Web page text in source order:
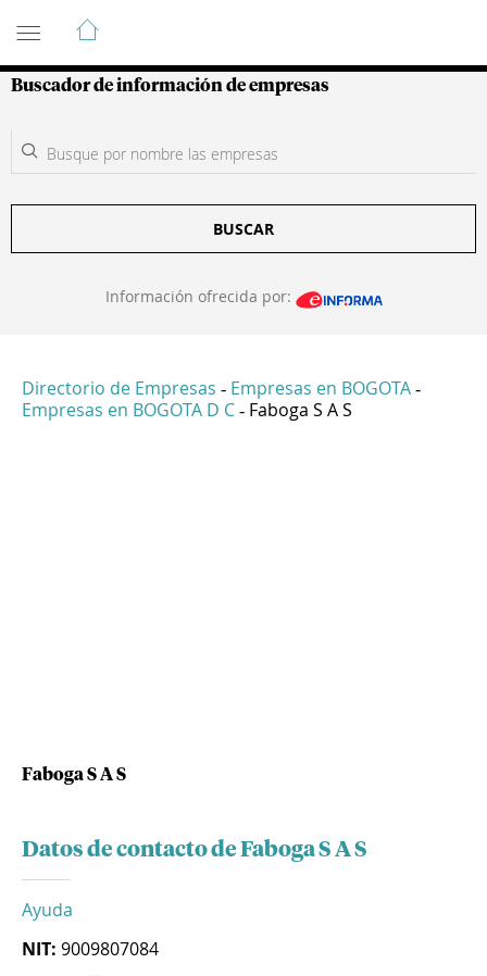
Guía de Empresas Colombianas
Buscador de información de empresas
BUSCAR
Información ofrecida por:
Directorio de Empresas - Empresas en BOGOTA -
Empresas en BOGOTA D C - Faboga S A S
Faboga S A S
Datos de contacto de Faboga S A S
Ayuda
NIT: 9009807084